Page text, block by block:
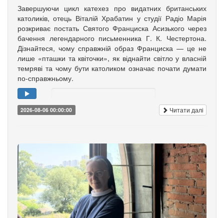
Завершуючи цикл катехез про видатних британських
католиків, отець Віталій Храбатин у студії Радіо Марія
розкриває постать Святого Франциска Асизького через
бачення легендарного письменника Г. К. Честертона.
Дізнайтеся, чому справжній образ Франциска — це не
лише «пташки та квіточки», як віднайти світло у власній
темряві та чому бути католиком означає почати думати
по-справжньому.
2026-08-06 00:00:00 Читати далі